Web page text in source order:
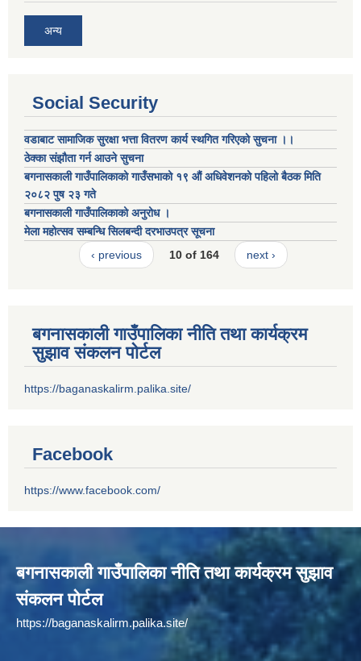
अन्य
Social Security
वडाबाट सामाजिक सुरक्षा भत्ता वितरण कार्य स्थगित गरिएको सुचना ।।
ठेक्का संझौता गर्न आउने सुचना
बगनासकाली गाउँपालिकाको गाउँसभाको १९ औं अधिवेशनको पहिलो बैठक मिति
२०८२ पुष २३ गते
बगनासकाली गाउँपालिकाको अनुरोध ।
मेला महोत्सव सम्बन्धि सिलबन्दी दरभाउपत्र सूचना
‹ previous
10 of 164 next ›
बगनासकाली गाउँपालिका नीति तथा कार्यक्रम
सुझाव संकलन पोर्टल
https://baganaskalirm.palika.site/
Facebook
https://www.facebook.com/
बगनासकाली गाउँपालिका नीति तथा कार्यक्रम सुझाव
संकलन पोर्टल
https://baganaskalirm.palika.site/